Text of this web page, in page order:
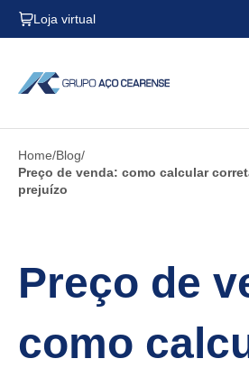
Loja virtual
Home Blog
Preço de venda: como calcular
prejuízo
Preço de
como